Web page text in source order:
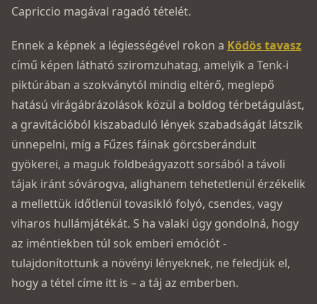
Capriccio magával ragadó tételét.
Ennek a képnek a légiességével rokon a Ködös tavasz
című képen látható sziromzuhatag, amelyik a Tenk-i
piktúrában a szokványtól mindig eltérő, meglepő
hatású virágábrázolások közül a boldog térbetágulást,
a gravitációból kiszabaduló lények szabadságát látszik
ünnepelni, míg a Fűzes fáinak görcsberándult
gyökerei, a maguk földbeágyazott sorsából a távoli
tájak iránt sóvárogva, alighanem tehetetlenül érzékelik
a mellettük időtlenül tovasikló folyó, csendes, vagy
viharos hullámjátékát. S ha valaki úgy gondolná, hogy
az iméntiekben túl sok emberi emóciót ­
tulajdonítottunk a növényi lényeknek, ne feledjük el,
hogy a tétel címe itt is – a táj az emberben.